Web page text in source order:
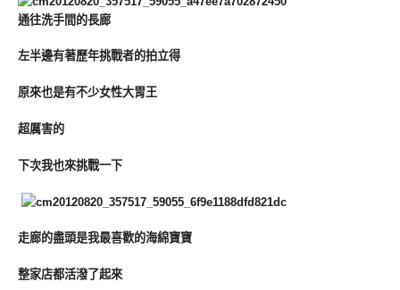
通往洗手間的長廊
左半邊有著歷年挑戰者的拍立得
原來也是有不少女性大胃王
超厲害的
下次我也來挑戰一下
走廊的盡頭是我最喜歡的海綿寶寶
整家店都活潑了起來